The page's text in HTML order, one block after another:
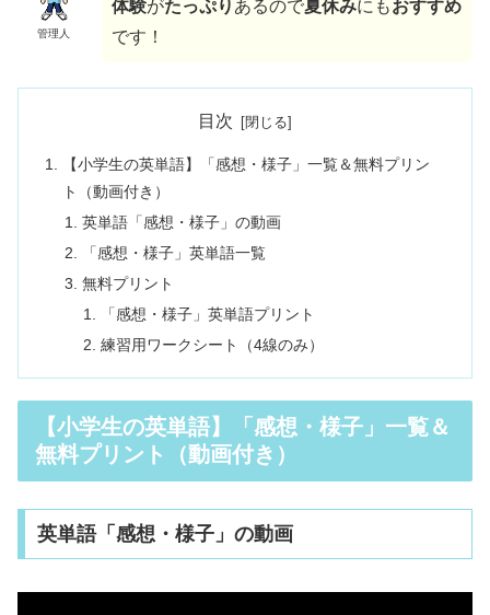
管理人
体験がたっぷり あるので夏休みにもおすすめ
です！
目次
【小学生の英単語】「感想・様子」一覧＆無料プリン
ト（動画付き）
英単語「感想・様子」の動画
「感想・様子」英単語一覧
無料プリント
「感想・様子」英単語プリント
練習用ワークシート（4線のみ）
【小学生の英単語】「感想・様子」一覧＆
無料プリント（動画付き）
英単語「感想・様子」の動画